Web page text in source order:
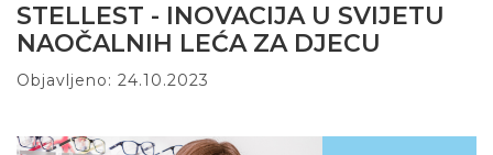
STELLEST - INOVACIJA U SVIJETU
NAOČALNIH LEĆA ZA DJECU
Objavljeno: 24.10.2023